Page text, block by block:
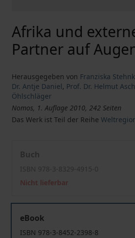
Afrika und
Partner auf
Herausgegeben von Franziska
Dr. Antje Daniel, Prof. Dr. Helmut
Öhlschläger
Nomos, 1. Auflage 2010, 242 Seiten
Das Werk ist Teil der Reihe
Buch
ISBN 978-3-8329-4915-0
Nicht lieferbar
eBook
ISBN 978-3-8452-2398-8